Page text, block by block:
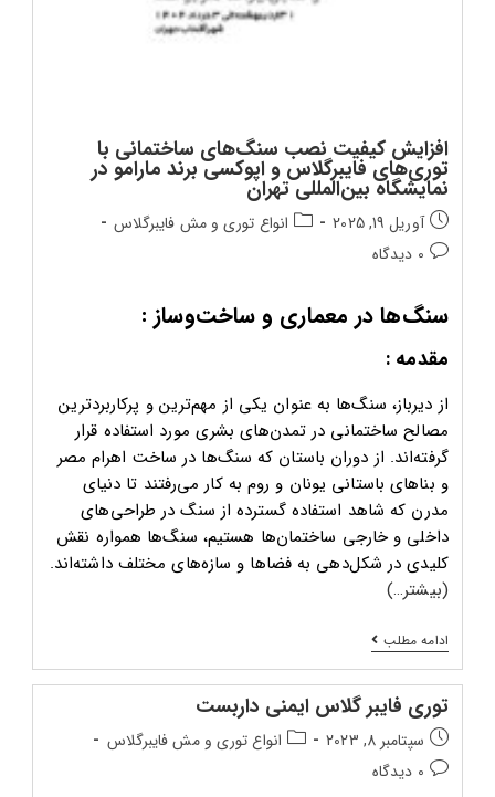
افزایش کیفیت نصب سنگ‌های ساختمانی با
توری‌های فایبرگلاس و اپوکسی برند مارامو در
نمایشگاه بین‌المللی تهران
تاریخ
انتشار
پست:
آوریل 19, 2025
دسته‌بندی
انواع توری و مش فایبرگلاس
دیدگاه‌های
0 دیدگاه
سنگ‌ها در معماری و ساخت‌وساز :
مقدمه :
از دیرباز، سنگ‌ها به عنوان یکی از مهم‌ترین و پرکاربردترین
مصالح ساختمانی در تمدن‌های بشری مورد استفاده قرار
گرفته‌اند. از دوران باستان که سنگ‌ها در ساخت اهرام مصر
و بناهای باستانی یونان و روم به کار می‌رفتند تا دنیای
مدرن که شاهد استفاده گسترده از سنگ در طراحی‌های
داخلی و خارجی ساختمان‌ها هستیم، سنگ‌ها همواره نقش
کلیدی در شکل‌دهی به فضاها و سازه‌های مختلف داشته‌اند.
(بیشتر…)
ادامه مطلبافزایش
کیفیت
نصب
سنگ‌های
ساختمانی
توری‌های
فایبرگلاس
و
توری فایبر گلاس ایمنی داربست
تاریخ
انتشار
پست:
سپتامبر 8, 2023
دسته‌بندی
انواع توری و مش فایبرگلاس
دیدگاه‌های
0 دیدگاه